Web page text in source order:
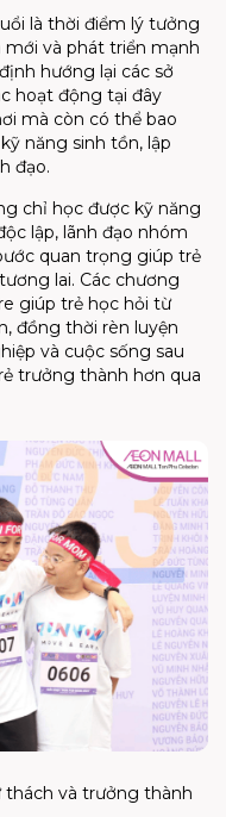
là thời điểm lý tưởng
và phát triển mạnh
hướng lại các sở
hoạt động tại đây
mà còn có thể bao
năng sinh tồn, lập
đạo.
chỉ học được kỹ năng
lập, lãnh đạo nhóm
quan trọng giúp trẻ
lai. Các chương
giúp trẻ học hỏi từ
đồng thời rèn luyện
và cuộc sống sau
trưởng thành hơn qua
thách và trưởng thành